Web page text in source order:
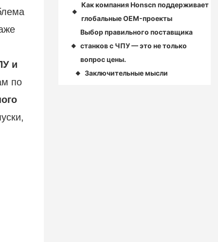
и
по
◆
Как компания Honscn поддерживает
глобальные OEM-проекты
◆
Выбор правильного поставщика
станков с ЧПУ — это не только
вопрос цены.
◆ Заключительные мысли